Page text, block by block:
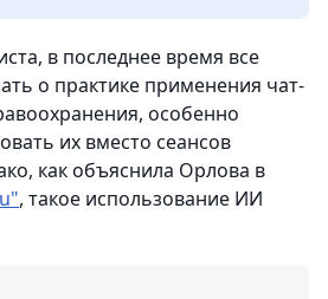
в последнее время все
о практике применения чат-
особенно
их вместо сеансов
как объяснила Орлова в
, такое использование ИИ